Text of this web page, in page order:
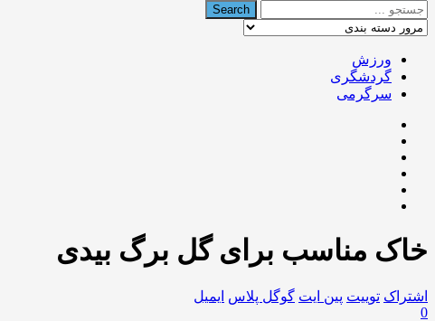
ورزش
گردشگری
سرگرمی
خاک مناسب برای گل برگ بیدی
اشتراک توییت پین ایت گوگل‌ پلاس ایمیل
0